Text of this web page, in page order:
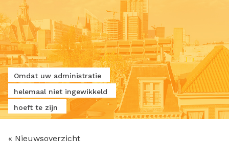
Omdat uw administratie
helemaal niet ingewikkeld
hoeft te zijn
« Nieuwsoverzicht